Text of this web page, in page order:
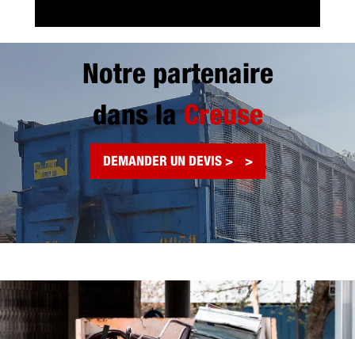
Notre partenaire
dans laCreuse
DEMANDER UN DEVIS >